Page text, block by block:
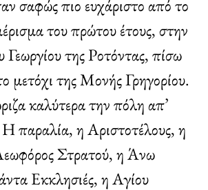
σαφώς πιο ευχάριστο από το
του πρώτου έτους, στην
Γεωργίου της Ροτόντας, πίσω
μετόχι της Μονής Γρηγορίου.
καλύτερα την πόλη απ’
παραλία, η Αριστοτέλους, η
Στρατού, η Άνω
Εκκλησιές, η Αγίου